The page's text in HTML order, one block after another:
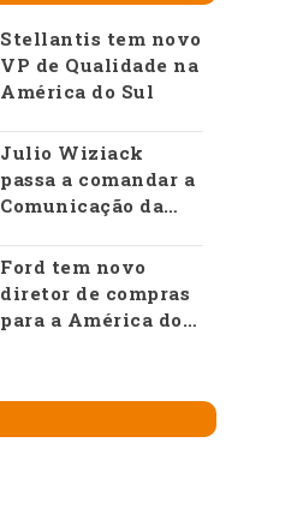
Stellantis tem novo
VP de Qualidade na
América do Sul
Julio Wiziack
passa a comandar a
Comunicação da
Ford tem novo
diretor de compras
para a América do